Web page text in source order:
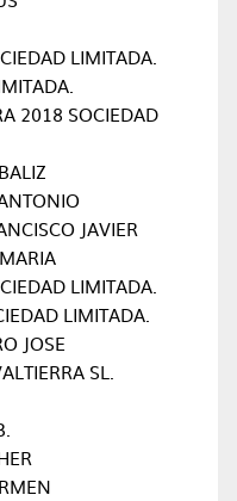
LIMITADA.
2018 SOCIEDAD
JAVIER
LIMITADA.
LIMITADA.
JOSE
SL.